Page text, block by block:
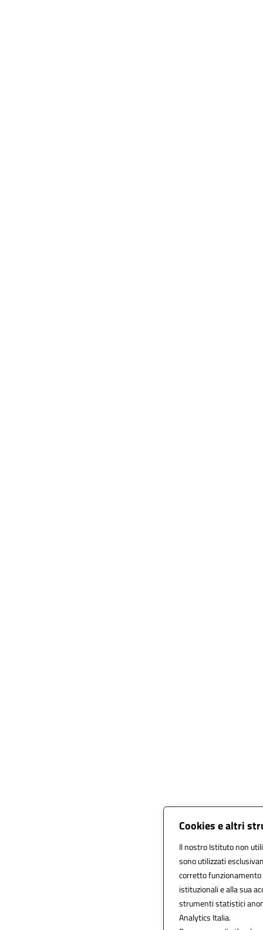
Cookies e altri
Il nostro Istituto non
sono utilizzati
corretto funzionamento
istituzionali e alla sua
strumenti statistici
Analytics Italia.